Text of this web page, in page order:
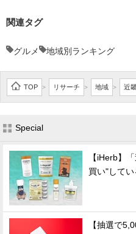
関連タグ
グルメ 地域別ランキング
TOP > リサーチ > 地域 > 近
Special
【iHerb】
買い"して
【抽選で